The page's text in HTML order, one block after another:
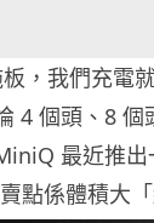
，我們充電
4 個頭、8 個
最近推
點係體積大「